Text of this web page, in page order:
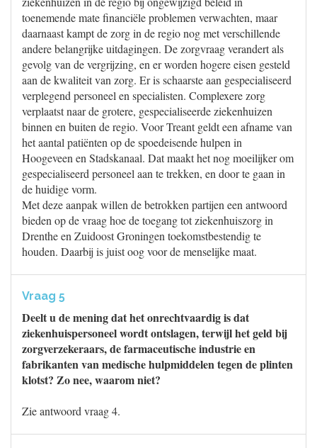
toenemende mate financiële problemen verwachten, maar
daarnaast kampt de zorg in de regio nog met verschillende
andere belangrijke uitdagingen. De zorgvraag verandert als
gevolg van de vergrijzing, en er worden hogere eisen gesteld
aan de kwaliteit van zorg. Er is schaarste aan gespecialiseerd
verplegend personeel en specialisten. Complexere zorg
verplaatst naar de grotere, gespecialiseerde ziekenhuizen
binnen en buiten de regio. Voor Treant geldt een afname van
het aantal patiënten op de spoedeisende hulpen in
Hoogeveen en Stadskanaal. Dat maakt het nog moeilijker om
gespecialiseerd personeel aan te trekken, en door te gaan in
de huidige vorm.
Met deze aanpak willen de betrokken partijen een antwoord
bieden op de vraag hoe de toegang tot ziekenhuiszorg in
Drenthe en Zuidoost Groningen toekomstbestendig te
houden. Daarbij is juist oog voor de menselijke maat.
Vraag 5
Deelt u de mening dat het onrechtvaardig is dat
ziekenhuispersoneel wordt ontslagen, terwijl het geld bij
zorgverzekeraars, de farmaceutische industrie en
fabrikanten van medische hulpmiddelen tegen de plinten
klotst? Zo nee, waarom niet?
Zie antwoord vraag 4.